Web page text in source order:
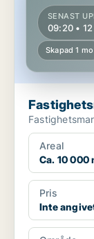
SENAST
09:20 •
Skapad 1 mo
Areal
Ca. 10 000
Pris
Inte